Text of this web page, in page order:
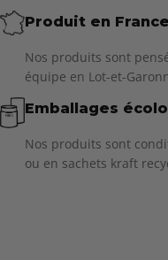
Produit en France
Nos produits sont
équipe en Lot-et-
Emballages
Nos produits sont
ou en sachets kraft